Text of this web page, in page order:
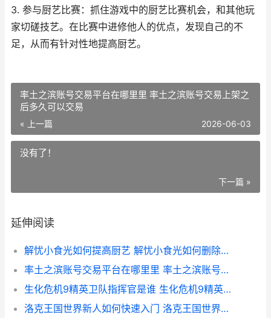
3. 参与厨艺比赛：抓住游戏中的厨艺比赛机会，和其他玩
家切磋技艺。在比赛中进修他人的优点，发现自己的不
足，从而有针对性地提高厨艺。
率土之滨账号交易平台在哪里里 率土之滨账号交易上架之
后多久可以交易
« 上一篇 2026-06-03
没有了！
下一篇 »
延伸阅读
解忧小食光如何提高厨艺 解忧小食光如何删除好友
率土之滨账号交易平台在哪里里 率土之滨账号交易上架之后多久可以交易
生化危机9精英卫队指挥官是谁 生化危机9精英卫队百度百科
洛克王国世界新人如何快速入门 洛克王国世界新御三家